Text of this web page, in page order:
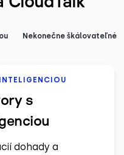
Nekonečne škálovateľné
s
dohady a